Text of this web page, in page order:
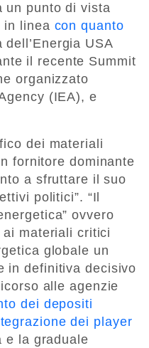
un punto di vista
in linea con quanto
USA
il recente Summit
organizzato
(IEA), e
dei materiali
fornitore dominante
a sfruttare il suo
politici”. “Il
ovvero
ai materiali critici
globale un
in definitiva decisivo
alle agenzie
dei depositi
dei player
e la graduale